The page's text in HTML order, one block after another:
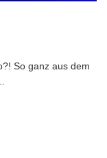
So ganz aus dem